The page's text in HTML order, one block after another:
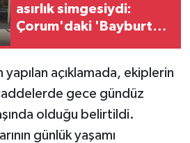
asırlık simgesiydi:
Çorum'daki 'Bayburt
açıklamada, ekiplerin
gece gündüz
olduğu belirtildi.
günlük yaşamı